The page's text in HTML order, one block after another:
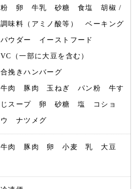
粉 卵 牛乳 砂糖 食塩 胡椒 /
調味料（アミノ酸等） ベーキング
パウダー イーストフード
VC（一部に大豆を含む）
合挽きハンバーグ
牛肉 豚肉 玉ねぎ パン粉 牛す
じスープ 卵 砂糖 塩 コショ
ウ ナツメグ
牛肉 豚肉 卵 小麦 乳 大豆